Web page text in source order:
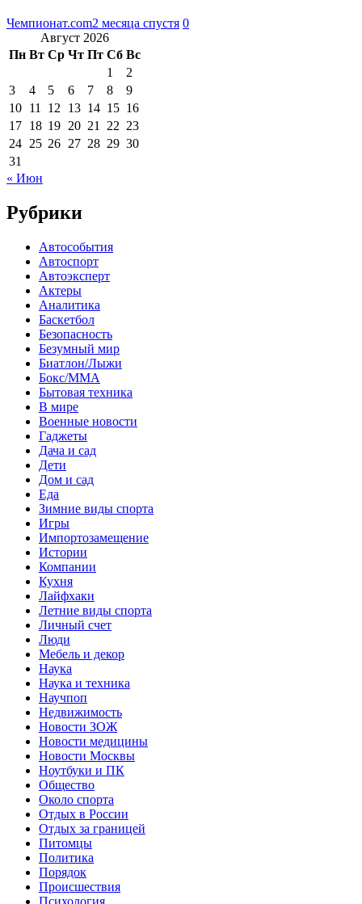
Чемпионат.com2 месяца спустя 0
Август 2026
Пн Вт Ср Чт Пт Сб Вс
1
2
3
4 5 6 7 8
9
10 11 12 13 14 15 16
17 18 19 20 21 22 23
24 25 26 27 28 29 30
31
« Июн
Рубрики
Автособытия
Автоспорт
Автоэксперт
Актеры
Аналитика
Баскетбол
Безопасность
Безумный мир
Биатлон/Лыжи
Бокс/MMA
Бытовая техника
В мире
Военные новости
Гаджеты
Дача и сад
Дети
Дом и сад
Еда
Зимние виды спорта
Игры
Импортозамещение
Истории
Компании
Кухня
Лайфхаки
Летние виды спорта
Личный счет
Люди
Мебель и декор
Наука
Наука и техника
Научпоп
Недвижимость
Новости ЗОЖ
Новости медицины
Новости Москвы
Ноутбуки и ПК
Общество
Около спорта
Отдых в России
Отдых за границей
Питомцы
Политика
Порядок
Происшествия
Психология